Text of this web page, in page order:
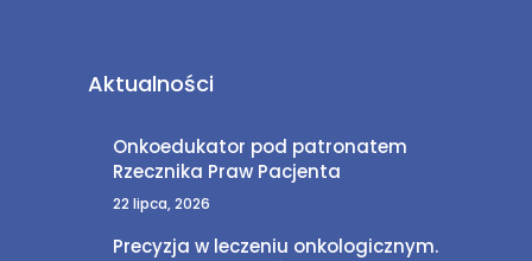
Aktualności
Onkoedukator pod patronatem
Rzecznika Praw Pacjenta
22 lipca, 2026
Precyzja w leczeniu onkologicznym.